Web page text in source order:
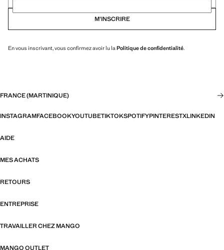
M’INSCRIRE
En vous inscrivant, vous confirmez avoir lu laPolitique de confidentialité.
FRANCE (MARTINIQUE)
INSTAGRAMFACEBOOKYOUTUBETIKTOKSPOTIFYPINTERESTXLINKEDIN
AIDE
MES ACHATS
RETOURS
ENTREPRISE
TRAVAILLER CHEZ MANGO
MANGO OUTLET